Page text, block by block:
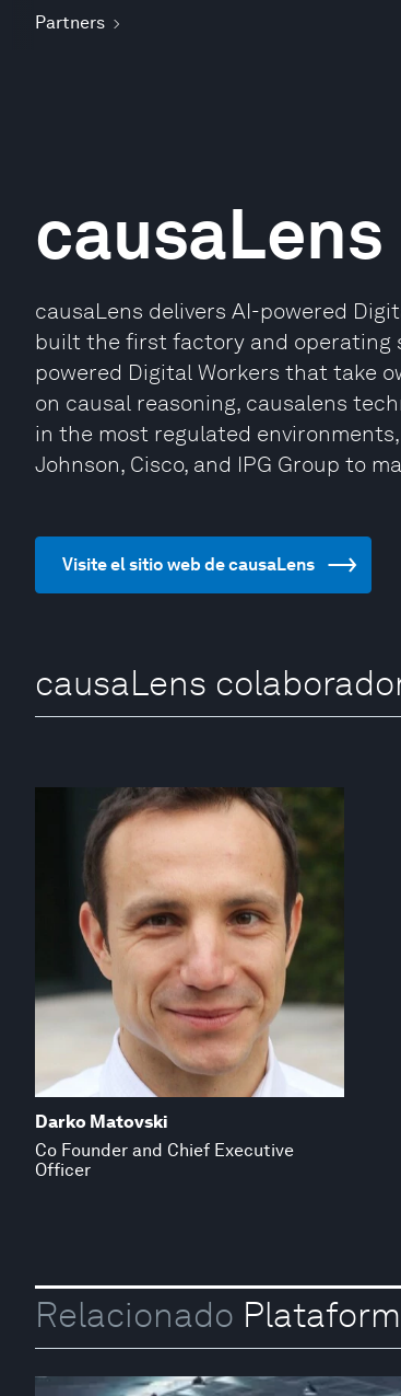
Partners
causaLens
causaLens delivers AI-powered
built the first factory and operating
powered Digital Workers that take
on causal reasoning, causalens
in the most regulated
Johnson, Cisco, and IPG Group to
Visite el sitio web de causaLens
causaLens
Darko Matovski
Co Founder and Chief Executive
Officer
Relacionado